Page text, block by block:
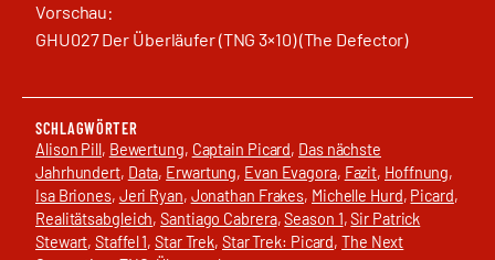
Vorschau:
GHU027 Der Überläufer (TNG 3×10) (The Defector)
SCHLAGWÖRTER
Alison Pill, Bewertung, Captain Picard, Das nächste
Jahrhundert, Data, Erwartung, Evan Evagora, Fazit, Hoffnung
Isa Briones, Jeri Ryan, Jonathan Frakes, Michelle Hurd, Picard
Realitätsabgleich, Santiago Cabrera, Season 1, Sir Patrick
Stewart, Staffel 1, Star Trek, Star Trek: Picard, The Next